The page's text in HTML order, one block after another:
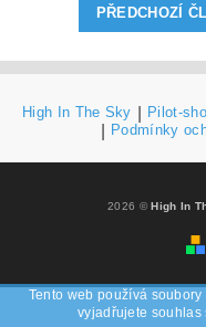
PŘEDCHOZÍ
High In The Sky Pilot-
Podmínky
2026 ©High In
Tento web používá
vyjadřujete souhlas